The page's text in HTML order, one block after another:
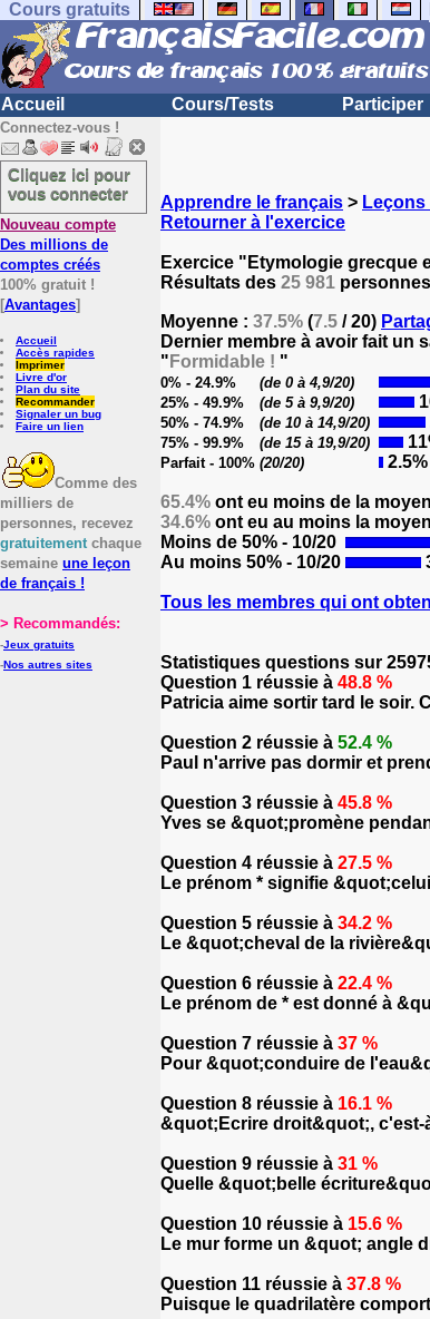
Cours gratuits
Accueil Cours/Tests Participer
Connectez-vous !
Cliquez ici pour
vous connecter
Nouveau compte
Des millions de
comptes créés
100% gratuit !
[Avantages]
Accueil
Accès rapides
Imprimer
Livre d'or
Plan du site
Recommander
Signaler un bug
Faire un lien
Comme des
milliers de
personnes, recevez
gratuitementchaque
semaine une leçon
de français !
> Recommandés:
-Jeux gratuits
-Nos autres sites
Apprendre le français >
Retourner à l'exercice
Exercice "Etymologie grecque
Résultats des 25 981
Moyenne : 37.5% (7.5 / 20)
Dernier membre à avoir fait un
" Formidable ! "
0% - 24.9% (de 0 à 4,9/20)
25% - 49.9% (de 5 à 9,9/20)
50% - 74.9% (de 10 à 14,9/20)
75% - 99.9% (de 15 à 19,9/20)
Parfait - 100% (20/20) 2.5%
65.4% ont eu moins de la
34.6% ont eu au moins la
Moins de 50% - 10/20
Au moins 50% - 10/20
Tous les membres qui ont
Statistiques questions sur
Question 1 réussie à 48.8 %
Patricia aime sortir tard le soir.
Question 2 réussie à 52.4 %
Paul n'arrive pas dormir et
Question 3 réussie à 45.8 %
Yves se &quot;promène
Question 4 réussie à 27.5 %
Le prénom * signifie
Question 5 réussie à 34.2 %
Le &quot;cheval de la
Question 6 réussie à 22.4 %
Le prénom de * est donné à
Question 7 réussie à 37 %
Pour &quot;conduire de
Question 8 réussie à 16.1 %
&quot;Ecrire droit&quot;, c'est-
Question 9 réussie à 31 %
Quelle &quot;belle
Question 10 réussie à 15.6 %
Le mur forme un &quot; angle
Question 11 réussie à 37.8 %
Puisque le quadrilatère